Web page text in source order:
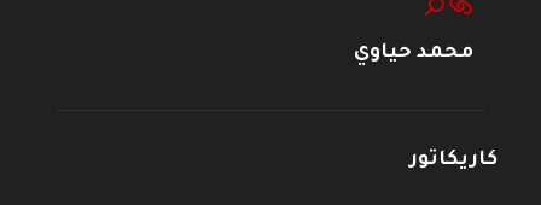
محمد حياوي
كاريكاتور